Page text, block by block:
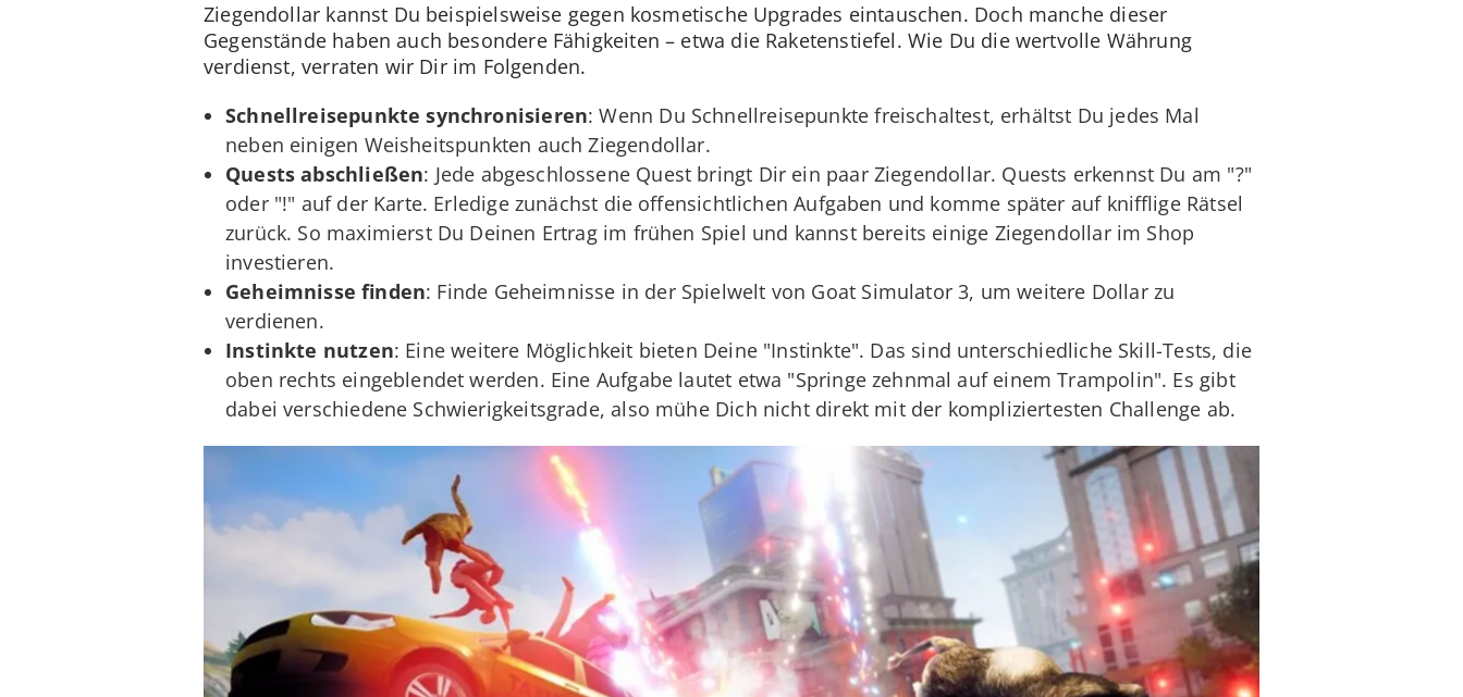
Ziegendollar kannst Du beispielsweise gegen kosmetische Upgrades eintauschen. Doch manche dieser
Gegenstände haben auch besondere Fähigkeiten – etwa die Raketenstiefel. Wie Du die wertvolle Währung
verdienst, verraten wir Dir im Folgenden.
Schnellreisepunkte synchronisieren: Wenn Du Schnellreisepunkte freischaltest, erhältst Du jedes Mal
neben einigen Weisheitspunkten auch Ziegendollar.
Quests abschließen: Jede abgeschlossene Quest bringt Dir ein paar Ziegendollar. Quests erkennst Du am "?"
oder "!" auf der Karte. Erledige zunächst die offensichtlichen Aufgaben und komme später auf knifflige Rätsel
zurück. So maximierst Du Deinen Ertrag im frühen Spiel und kannst bereits einige Ziegendollar im Shop
investieren.
Geheimnisse finden: Finde Geheimnisse in der Spielwelt von Goat Simulator 3, um weitere Dollar zu
verdienen.
Instinkte nutzen: Eine weitere Möglichkeit bieten Deine "Instinkte". Das sind unterschiedliche Skill-Tests, die
oben rechts eingeblendet werden. Eine Aufgabe lautet etwa "Springe zehnmal auf einem Trampolin". Es gibt
dabei verschiedene Schwierigkeitsgrade, also mühe Dich nicht direkt mit der kompliziertesten Challenge ab.